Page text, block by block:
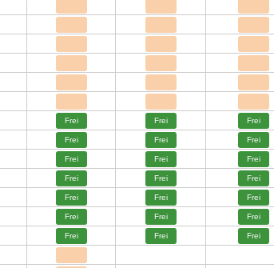
Frei Frei Frei
Frei Frei Frei
Frei Frei Frei
Frei Frei Frei
Frei Frei Frei
Frei Frei Frei
Frei Frei Frei